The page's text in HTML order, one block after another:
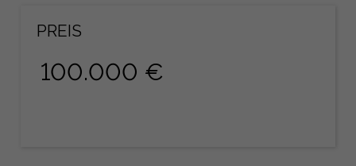
PREIS
100.000 €